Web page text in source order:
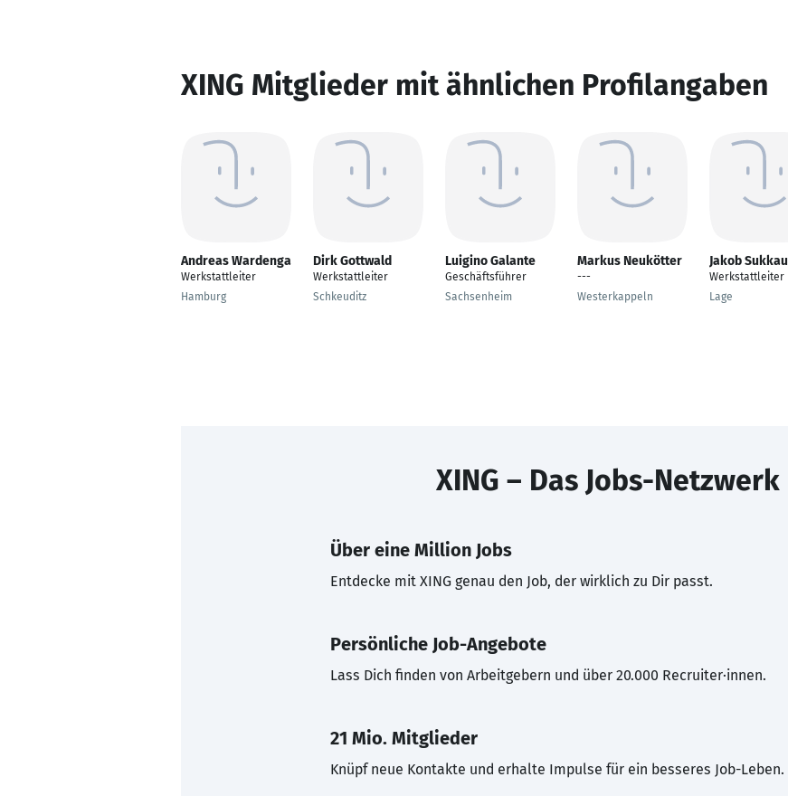
XING Mitglieder mit ähnlichen Profilangaben
Andreas Wardenga
Werkstattleiter
Hamburg
Dirk Gottwald
Werkstattleiter
Schkeuditz
Luigino Galante
Geschäftsführer
Sachsenheim
Markus Neukötter
---
Westerkappeln
Jakob Sukkau
Werkstattleiter
Lage
XING – Das Jobs-Netzwerk
Über eine Million Jobs
Entdecke mit XING genau den Job, der wirklich zu Dir passt.
Persönliche Job-Angebote
Lass Dich finden von Arbeitgebern und über 20.000 Recruiter·innen.
21 Mio. Mitglieder
Knüpf neue Kontakte und erhalte Impulse für ein besseres Job-Leben.